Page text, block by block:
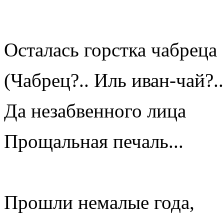
Осталась горстка чабреца
(Чабрец?.. Иль иван-
Да незабвенного лица
Прощальная печаль...
Прошли немалые года,